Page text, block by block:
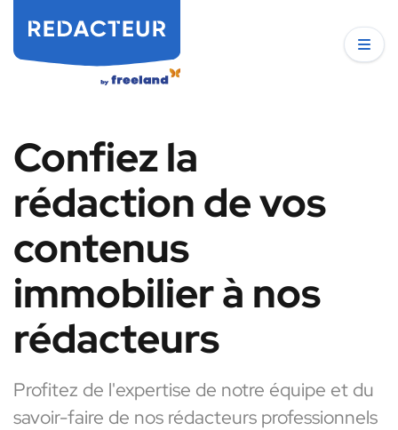
Confiez la
rédaction de vos
contenus
immobilier à nos
rédacteurs
Profitez de l'expertise de notre équipe et du
savoir-faire de nos rédacteurs professionnels